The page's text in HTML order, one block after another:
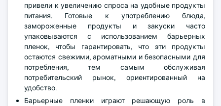
привели к увеличению спроса на удобные продукты
питания. Готовые к употреблению блюда,
замороженные продукты и закуски часто
упаковываются с использованием барьерных
пленок, чтобы гарантировать, что эти продукты
остаются свежими, ароматными и безопасными для
потребления, тем самым обслуживая
потребительский рынок, ориентированный на
удобство.
Барьерные пленки играют решающую роль в